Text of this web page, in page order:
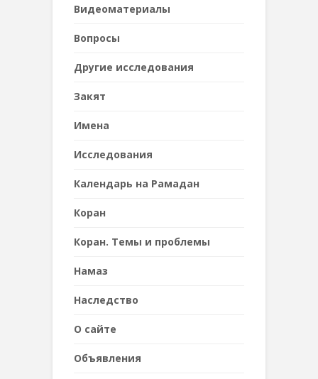
Видеоматериалы
Вопросы
Другие исследования
Закят
Имена
Исследования
Календарь на Рамадан
Коран
Коран. Темы и проблемы
Намаз
Наследствo
О сайте
Объявления